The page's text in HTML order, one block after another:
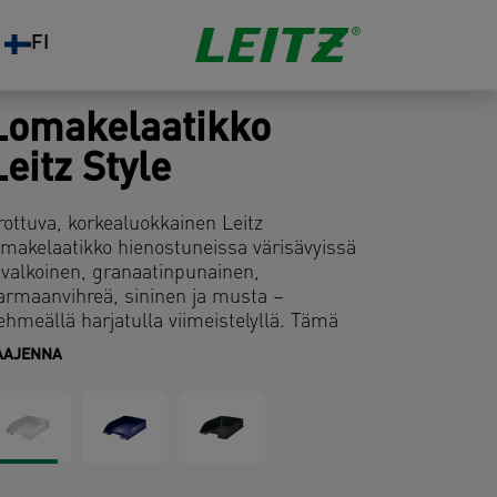
FI
Style
korkealuokkainen Leitz
hienostuneissa värisävyissä
granaatinpunainen,
sininen ja musta –
harjatulla viimeistelyllä. Tämä
lomakelaatikko sopii täydellisesti